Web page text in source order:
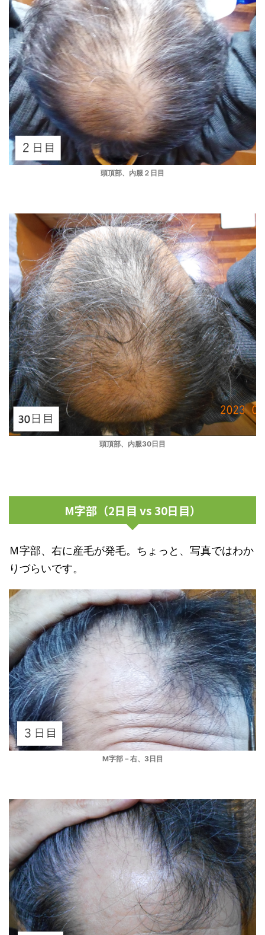
頭頂部、内服２日目
頭頂部、内服30日目
M字部（2日目 vs 30日目）
Ｍ字部、右に産毛が発毛。ちょっと、写真ではわか
りづらいです。
M字部－右、3日目